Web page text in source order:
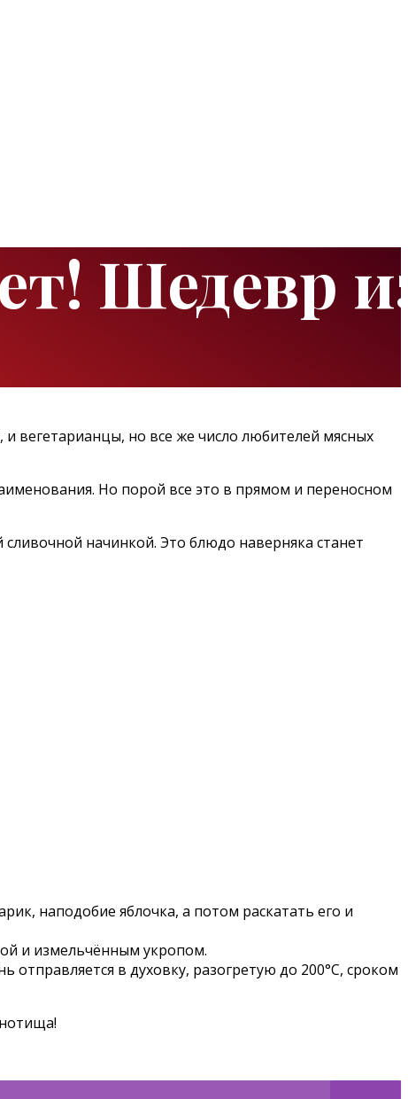
Шедевр
вегетарианцы, но все же число любителей мясных
Но порой все это в прямом и переносном
начинкой. Это блюдо наверняка станет
наподобие яблочка, а потом раскатать его и
и измельчённым укропом.
в духовку, разогретую до 200°C, сроком